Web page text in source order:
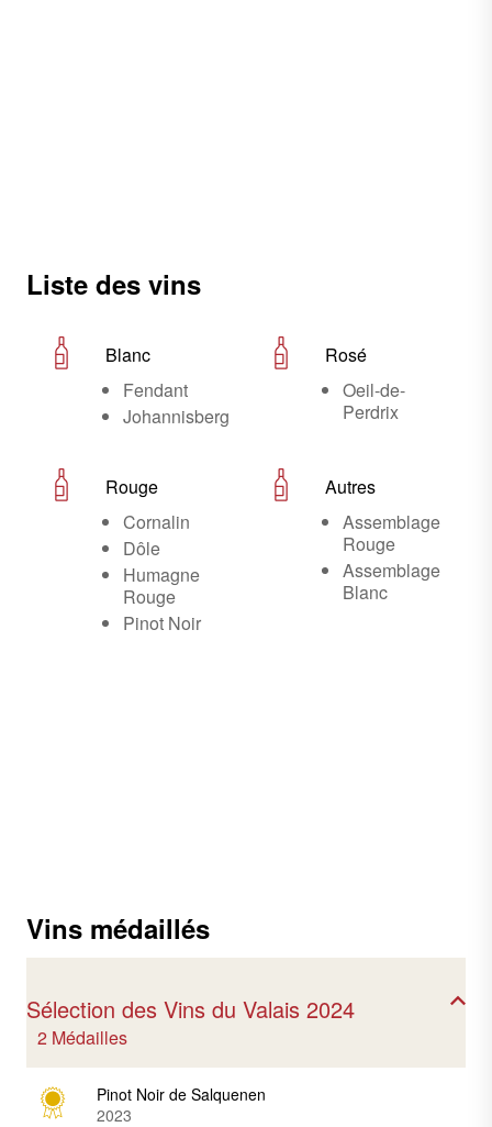
Liste des vins
Blanc
Fendant
Johannisberg
Rosé
Oeil-de-
Perdrix
Rouge
Cornalin
Dôle
Humagne
Rouge
Pinot Noir
Autres
Assemblage
Rouge
Assemblage
Blanc
Vins médaillés
Sélection des Vins du Valais 2024
2 Médailles
Pinot Noir de Salquenen
2023